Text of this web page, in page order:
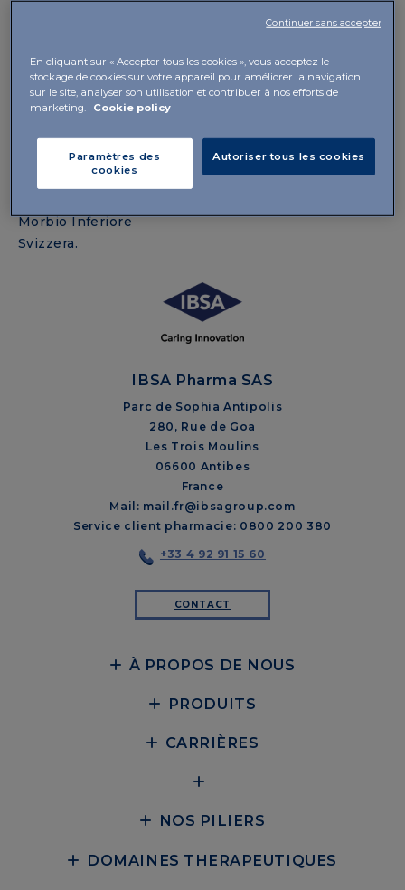
La Directrice de la publication est Madame Cécile
Hébergeur :
Ce site est hébergé par la société
Adresse postale
Morbio Inferiore
Svizzera.
IBSA Pharma SAS
Parc de Sophia Antipolis
280, Rue de Goa
Les Trois Moulins
06600 Antibes
France
Mail: mail.fr@ibsagroup.com
Service client pharmacie: 0800 200 380
+33 4 92 91 15 60
CONTACT
À PROPOS DE NOUS
PRODUITS
CARRIÈRES
NOS PILIERS
DOMAINES THERAPEUTIQUES
En cliquant sur « Accepter tous les cookies », vous acceptez le
stockage de cookies sur votre appareil pour améliorer la navigation
sur le site, analyser son utilisation et contribuer à nos efforts de
marketing.
Cookie policy
Paramètres des
cookies
Autoriser tous les cookies
Continuer sans accepter